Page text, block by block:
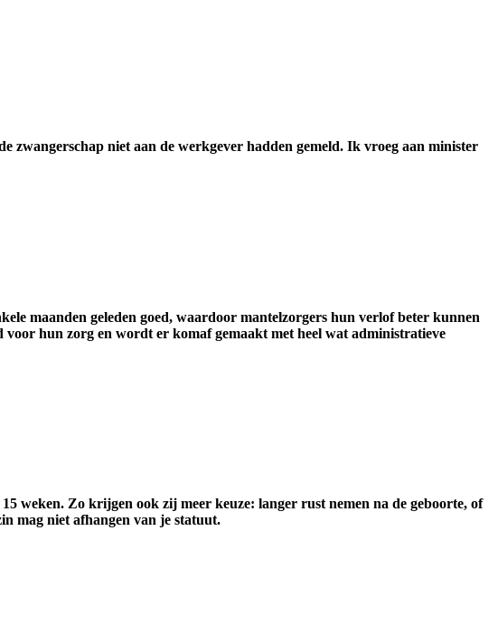
zwangerschap niet aan de werkgever hadden gemeld. Ik vroeg aan minister
maanden geleden goed, waardoor mantelzorgers hun verlof beter kunnen
hun zorg en wordt er komaf gemaakt met heel wat administratieve
weken. Zo krijgen ook zij meer keuze: langer rust nemen na de geboorte, of
mag niet afhangen van je statuut.